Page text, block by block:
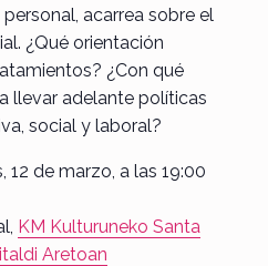
acarrea sobre el
¿Qué orientación
¿Con qué
llevar adelante políticas
social y laboral?
12 de marzo, a las 19:00
KM Kulturuneko Santa
Aretoan